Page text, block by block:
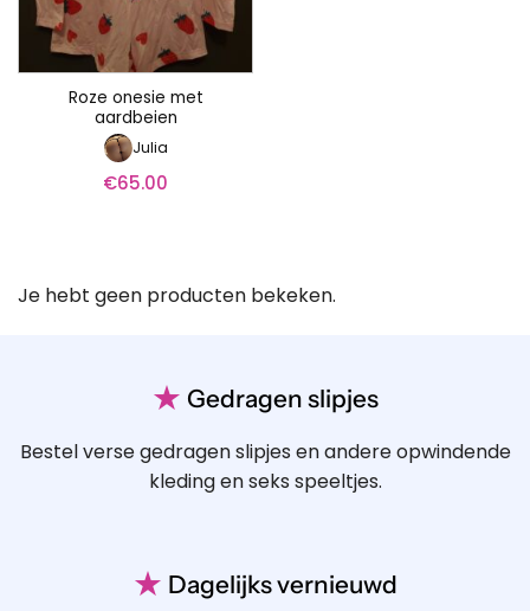
Roze onesie met
aardbeien
Julia
€65.00
Je hebt geen producten bekeken.
★ Gedragen slipjes
Bestel verse gedragen slipjes en andere opwindende
kleding en seks speeltjes.
★ Dagelijks vernieuwd